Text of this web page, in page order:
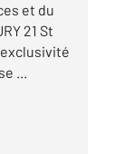
et du
21 St
...